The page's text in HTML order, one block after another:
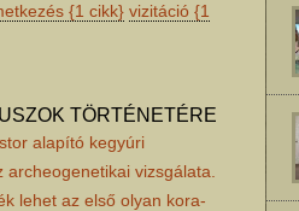
{1 cikk} vizitáció {1
TÖRTÉNETÉRE
alapító kegyúri
vizsgálata.
lehet az első olyan kora-